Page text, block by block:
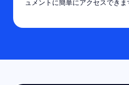
ュメントに簡単にアクセスできま